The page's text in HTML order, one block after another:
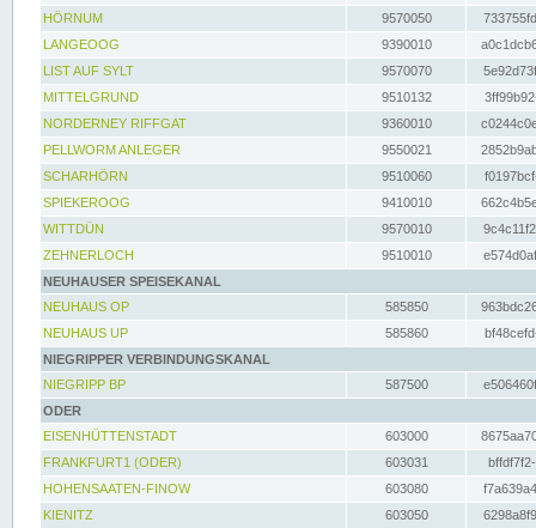
HÖRNUM
9570050
LANGEOOG
9390010
LIST AUF SYLT
9570070
MITTELGRUND
9510132
NORDERNEY RIFFGAT
9360010
PELLWORM ANLEGER
9550021
SCHARHÖRN
9510060
SPIEKEROOG
9410010
WITTDÜN
9570010
ZEHNERLOCH
9510010
NEUHAUSER SPEISEKANAL
NEUHAUS OP
585850
NEUHAUS UP
585860
NIEGRIPPER VERBINDUNGSKANAL
NIEGRIPP BP
587500
ODER
EISENHÜTTENSTADT
603000
FRANKFURT1 (ODER)
603031
HOHENSAATEN-FINOW
603080
KIENITZ
603050